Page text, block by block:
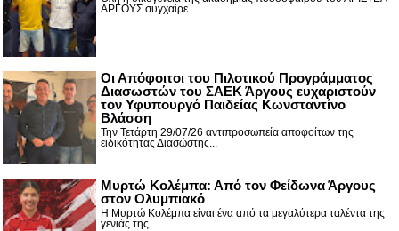
ΑΡΓΟΥΣ συγχαίρε...
Οι Απόφοιτοι του Πιλοτικού Προγράμματος
Διασωστών του ΣΑΕΚ Άργους ευχαριστούν
τον Υφυπουργό Παιδείας Κωνσταντίνο
Βλάσση
Την Τετάρτη 29/07/26 αντιπροσωπεία αποφοίτων της
ειδικότητας Διασώστης...
Μυρτώ Κολέμπα: Από τον Φείδωνα Άργους
στον Ολυμπιακό
Η Μυρτώ Κολέμπα είναι ένα από τα μεγαλύτερα ταλέντα της
γενιάς της. ...